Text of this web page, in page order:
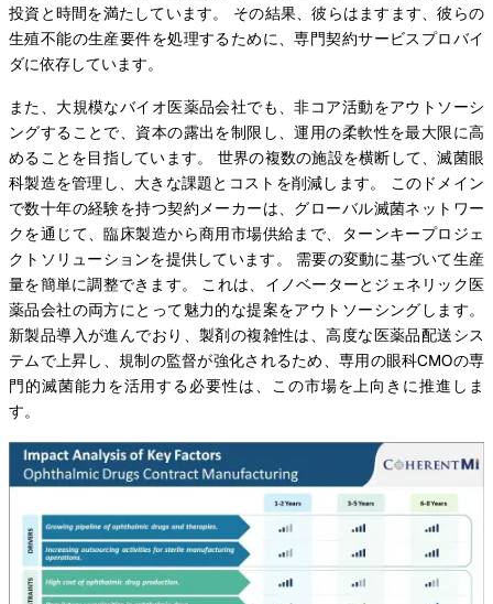
投資と時間を満たしています。 その結果、彼らはますます、彼らの
生殖不能の生産要件を処理するために、専門契約サービスプロバイ
ダに依存しています。
また、大規模なバイオ医薬品会社でも、非コア活動をアウトソーシ
ングすることで、資本の露出を制限し、運用の柔軟性を最大限に高
めることを目指しています。 世界の複数の施設を横断して、滅菌眼
科製造を管理し、大きな課題とコストを削減します。 このドメイン
で数十年の経験を持つ契約メーカーは、グローバル滅菌ネットワー
クを通じて、臨床製造から商用市場供給まで、ターンキープロジェ
クトソリューションを提供しています。 需要の変動に基づいて生産
量を簡単に調整できます。 これは、イノベーターとジェネリック医
薬品会社の両方にとって魅力的な提案をアウトソーシングします。
新製品導入が進んでおり、製剤の複雑性は、高度な医薬品配送シス
テムで上昇し、規制の監督が強化されるため、専用の眼科CMOの専
門的滅菌能力を活用する必要性は、この市場を上向きに推進しま
す。